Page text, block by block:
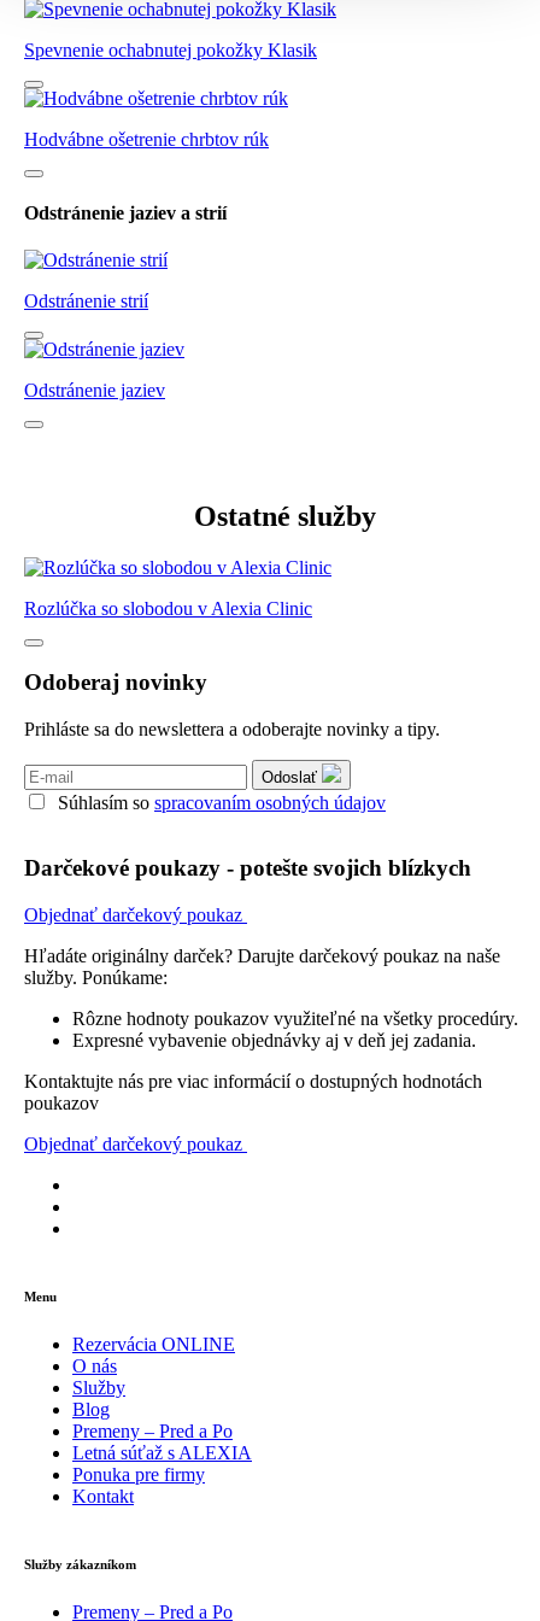
Spevnenie ochabnutej pokožky Klasik
Hodvábne ošetrenie chrbtov rúk
Odstránenie jaziev a strií
Odstránenie strií
Odstránenie jaziev
Ostatné služby
Rozlúčka so slobodou v Alexia Clinic
Odoberaj novinky
Prihláste sa do newslettera a odoberajte novinky a tipy.
Odoslať
Súhlasím so spracovaním osobných údajov
Darčekové poukazy - potešte svojich blízkych
Objednať darčekový poukaz
Hľadáte originálny darček? Darujte darčekový poukaz na naše
služby. Ponúkame:
Rôzne hodnoty poukazov využiteľné na všetky procedúry.
Expresné vybavenie objednávky aj v deň jej zadania.
Kontaktujte nás pre viac informácií o dostupných hodnotách
poukazov
Objednať darčekový poukaz
Menu
Rezervácia ONLINE
O nás
Služby
Blog
Premeny – Pred a Po
Letná súťaž s ALEXIA
Ponuka pre firmy
Kontakt
Služby zákazníkom
Premeny – Pred a Po